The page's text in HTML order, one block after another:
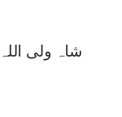
شاہ ولی